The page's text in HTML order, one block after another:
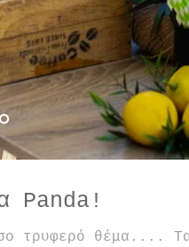
Panda!
τρυφερό θέμα....